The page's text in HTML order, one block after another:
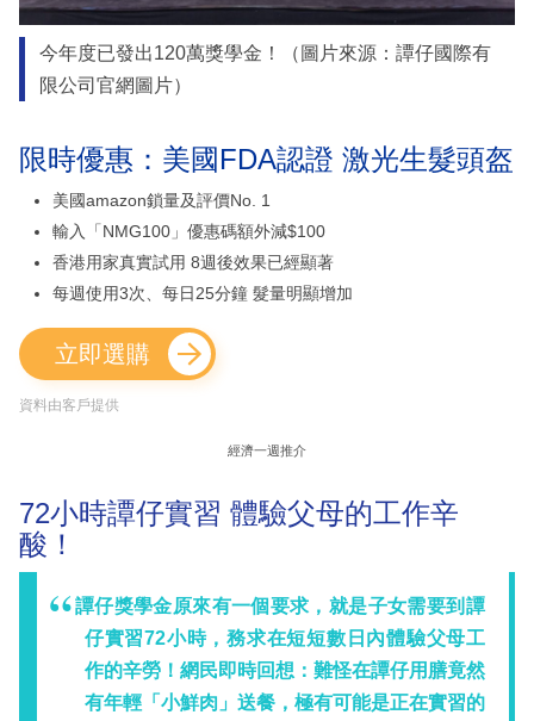
今年度已發出120萬獎學金！（圖片來源：譚仔國際有
限公司官網圖片）
限時優惠：美國FDA認證 激光生髮頭盔
美國amazon鎖量及評價No. 1
輸入「NMG100」優惠碼額外減$100
香港用家真實試用 8週後效果已經顯著
每週使用3次、每日25分鐘 髮量明顯增加
立即選購
資料由客戶提供
經濟一週推介
72小時譚仔實習 體驗父母的工作辛
酸！
譚仔獎學金原來有一個要求，就是子女需要到譚
仔實習72小時，務求在短短數日內體驗父母工
作的辛勞！網民即時回想：難怪在譚仔用膳竟然
有年輕「小鮮肉」送餐，極有可能是正在實習的